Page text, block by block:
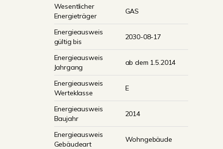
Wesentlicher
Energieträger
GAS
Energieausweis
gültig bis
2030-08-17
Energieausweis
Jahrgang
ab dem 1.5.2014
Energieausweis
Werteklasse
E
Energieausweis
Baujahr
2014
Energieausweis
Gebäudeart
Wohngebäude